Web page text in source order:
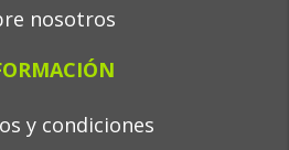
nosotros
y condiciones